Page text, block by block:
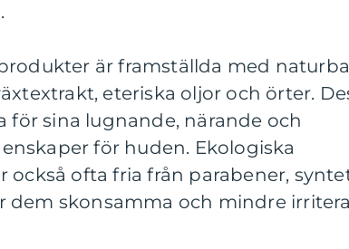
är framställda med
eteriska oljor och örter.
för sina lugnande, närande och
för huden. Ekologiska
också ofta fria från parabener,
dem skonsamma och mindre